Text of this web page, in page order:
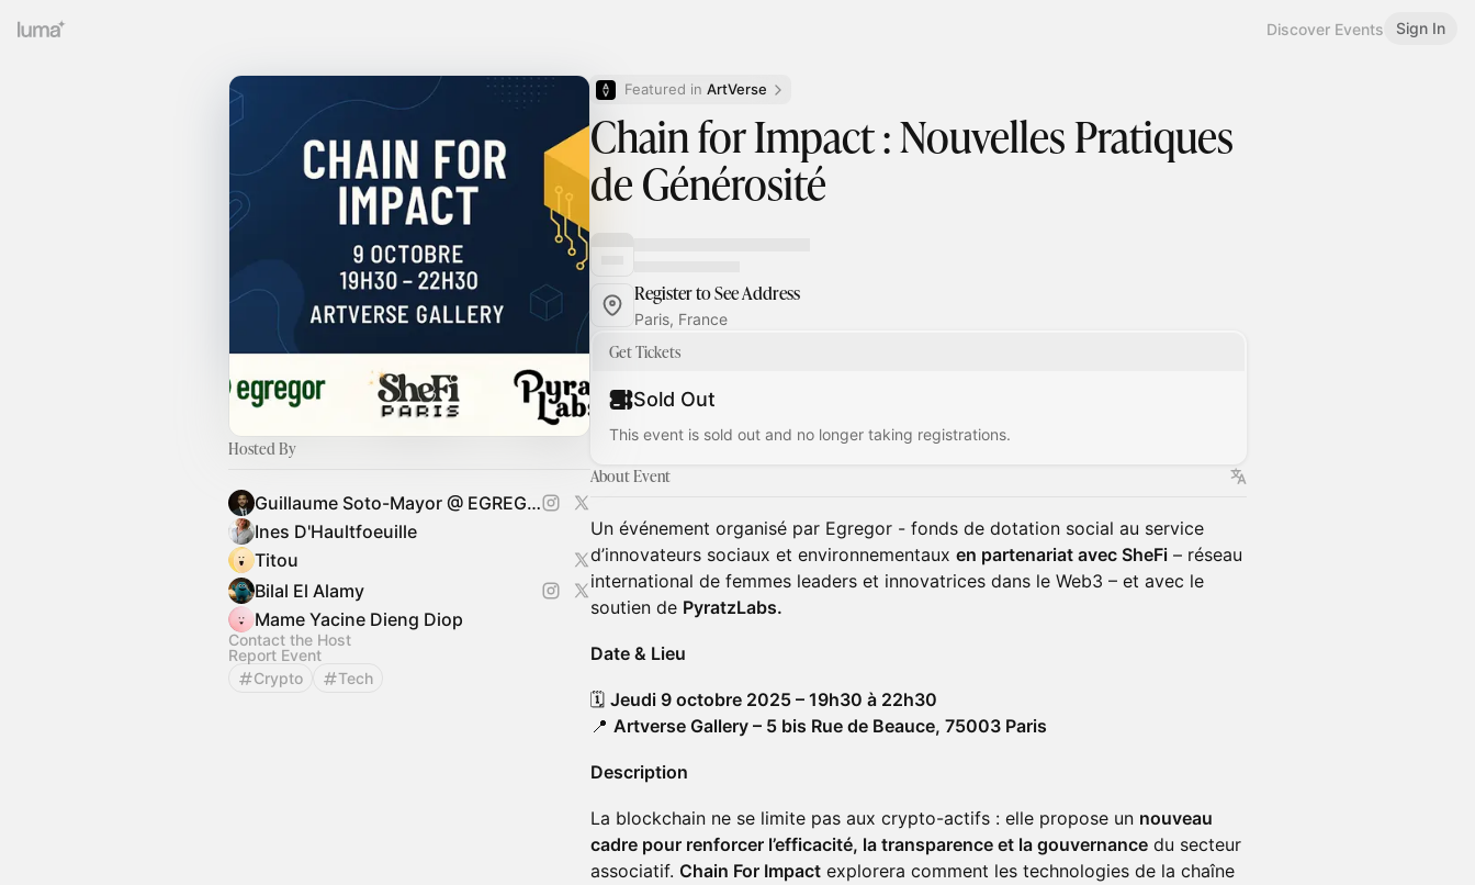
Discover Events Sign In
Hosted By
Guillaume Soto-Mayor @ EGREGOR
Ines D'Haultfoeuille
Titou
Bilal El Alamy
Mame Yacine Dieng Diop
Contact the Host
Report Event
Crypto
Tech
Featured in ArtVerse
Chain for Impact : Nouvelles Pratiques
de Générosité
Register to See Address
Paris, France
Get Tickets
Sold Out
This event is sold out and no longer taking registrations.
About Event
Un événement organisé par Egregor - fonds de dotation social au service
d’innovateurs sociaux et environnementaux en partenariat avec SheFi – réseau
international de femmes leaders et innovatrices dans le Web3 – et avec le
soutien de PyratzLabs.
Date & Lieu
🗓 Jeudi 9 octobre 2025 – 19h30 à 22h30
📍 Artverse Gallery – 5 bis Rue de Beauce, 75003 Paris
Description
La blockchain ne se limite pas aux crypto-actifs : elle propose un nouveau
cadre pour renforcer l’efficacité, la transparence et la gouvernance du secteur
associatif. Chain For Impact explorera comment les technologies de la chaîne